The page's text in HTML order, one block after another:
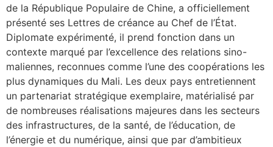
de la République Populaire de Chine, a officiellement
présenté ses Lettres de créance au Chef de l’État.
Diplomate expérimenté, il prend fonction dans un
contexte marqué par l’excellence des relations sino-
maliennes, reconnues comme l’une des coopérations les
plus dynamiques du Mali. Les deux pays entretiennent
un partenariat stratégique exemplaire, matérialisé par
de nombreuses réalisations majeures dans les secteurs
des infrastructures, de la santé, de l’éducation, de
l’énergie et du numérique, ainsi que par d’ambitieux